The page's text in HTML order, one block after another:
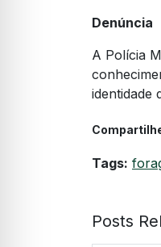
Denúncia
A Polícia
identidade
Tags:
Posts